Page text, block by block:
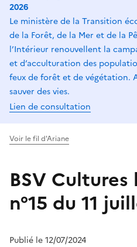
2026
Le ministère de la Transition
de la Forêt, de la Mer et de la
l’Intérieur renouvellent la
et d’acculturation des
feux de forêt et de végétation.
sauver des vies.
Lien de consultation
Voir le fil d'Ariane
BSV Cultures
n°15 du 11
Publié le 12/07/2024